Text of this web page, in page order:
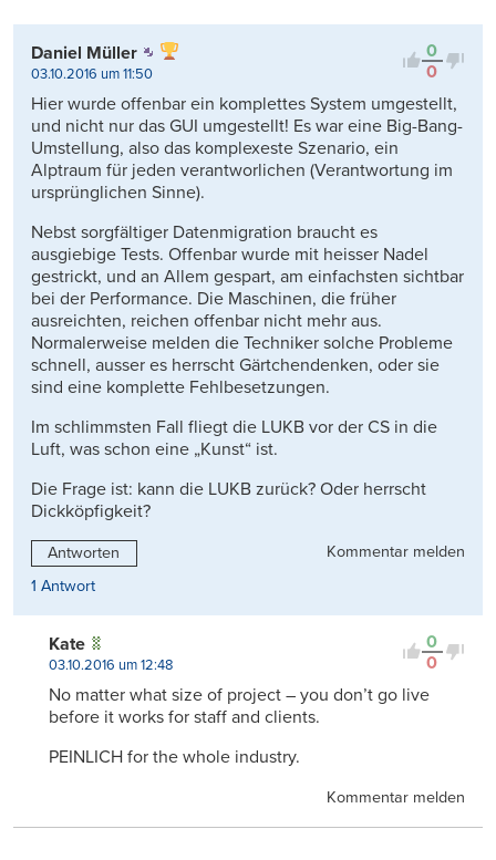
0
0
Daniel Müller
03.10.2016 um 11:50
Hier wurde offenbar ein komplettes System umgestellt,
und nicht nur das GUI umgestellt! Es war eine Big-Bang-
Umstellung, also das komplexeste Szenario, ein
Alptraum für jeden verantworlichen (Verantwortung im
ursprünglichen Sinne).
Nebst sorgfältiger Datenmigration braucht es
ausgiebige Tests. Offenbar wurde mit heisser Nadel
gestrickt, und an Allem gespart, am einfachsten sichtbar
bei der Performance. Die Maschinen, die früher
ausreichten, reichen offenbar nicht mehr aus.
Normalerweise melden die Techniker solche Probleme
schnell, ausser es herrscht Gärtchendenken, oder sie
sind eine komplette Fehlbesetzungen.
Im schlimmsten Fall fliegt die LUKB vor der CS in die
Luft, was schon eine „Kunst“ ist.
Die Frage ist: kann die LUKB zurück? Oder herrscht
Dickköpfigkeit?
Antworten
Kommentar melden
1 Antwort
0
0
Kate
03.10.2016 um 12:48
No matter what size of project – you don’t go live
before it works for staff and clients.
PEINLICH for the whole industry.
Kommentar melden